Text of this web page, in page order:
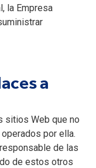
la Empresa
a
sitios Web que no
por ella.
de las
de estos otros